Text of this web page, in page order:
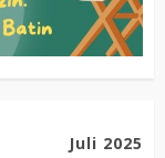
Juli 2025